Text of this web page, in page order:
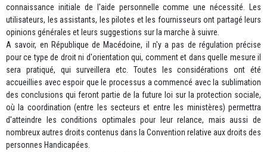
connaissance initiale de l'aide personnelle comme une nécessité. Les
utilisateurs, les assistants, les pilotes et les fournisseurs ont partagé leurs
opinions générales et leurs suggestions sur la marche à suivre.
A savoir, en République de Macédoine, il n'y a pas de régulation précise
pour ce type de droit ni d'orientation qui, comment et dans quelle mesure il
sera pratiqué, qui surveillera etc. Toutes les considérations ont été
accueillies avec espoir que le processus a commencé avec la sublimation
des conclusions qui feront partie de la future loi sur la protection sociale,
où la coordination (entre les secteurs et entre les ministères) permettra
d'atteindre les conditions optimales pour leur relance, mais aussi de
nombreux autres droits contenus dans la Convention relative aux droits des
personnes Handicapées.